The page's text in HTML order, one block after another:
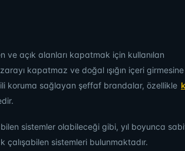
açık alanları kapatmak için kullanılan
kapatmaz ve doğal ışığın içeri girmesine
koruma sağlayan şeffaf brandalar, özellikle
sistemler olabileceği gibi, yıl boyunca
sistemleri bulunmaktadır.